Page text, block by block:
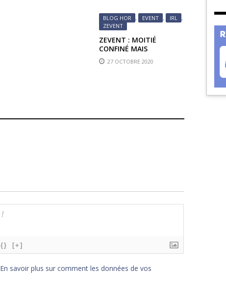
BLOG HOR , EVENT , IRL ,
ZEVENT
ZEVENT : MOITIÉ
CONFINÉ MAIS
TOUJOURS AUSSI FUN
27 OCTOBRE 2020
{} [+]
En savoir plus sur comment les données de vos